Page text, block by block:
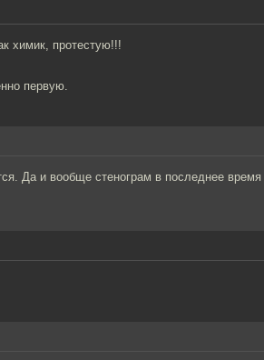
химик, протестую!!!
первую.
Да и вообще стенограм в последнее